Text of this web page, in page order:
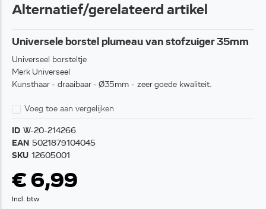
Alternatief/gerelateerd artikel
Universele borstel plumeau van stofzuiger 35mm
Universeel borsteltje
Merk Universeel
Kunsthaar - draaibaar - Ø35mm - zeer goede kwaliteit.
Voeg toe aan vergelijken
ID W-20-214266
EAN 5021879104045
SKU 12605001
€ 6,99
Incl. btw